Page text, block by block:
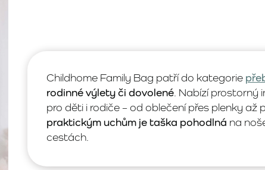
Childhome Family Bag patří do kategorie
rodinné výlety či dovolené. Nabízí prostorný
pro děti i rodiče – od oblečení přes plenky až
praktickým uchům je taška pohodlná na
cestách.